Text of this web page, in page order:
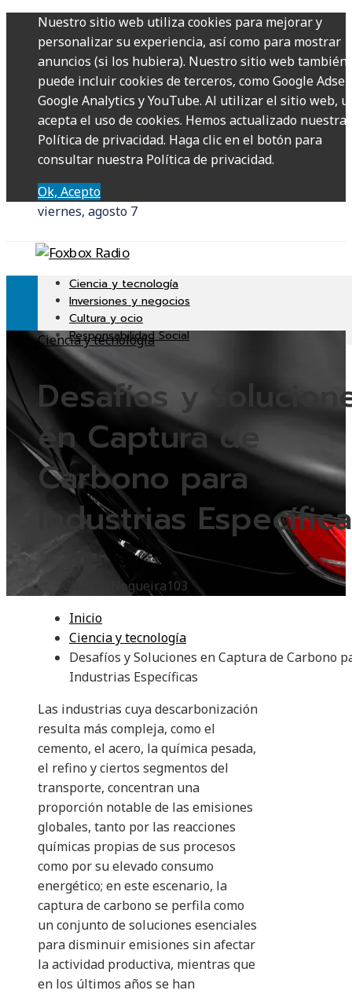
Nuestro sitio web utiliza cookies para mejorar y
personalizar su experiencia, así como para mostrar
anuncios (si los hubiera). Nuestro sitio web también
puede incluir cookies de terceros, como Google
Google Analytics y YouTube. Al utilizar el sitio web,
acepta el uso de cookies. Hemos actualizado nuestra
Política de privacidad. Haga clic en el botón para
consultar nuestra Política de privacidad.
Ok, Acepto
viernes, agosto 7
Ciencia y tecnología
Inversiones y negocios
Cultura y ocio
Responsabilidad Social
Ciencia y tecnología
Desafíos y
en Captura de
Carbono para
Industrias
Claudia Nogueira103
Inicio
Ciencia y tecnología
Desafíos y Soluciones en Captura de Carbono
Industrias Específicas
Las industrias cuya descarbonización
resulta más compleja, como el
cemento, el acero, la química pesada,
el refino y ciertos segmentos del
transporte, concentran una
proporción notable de las emisiones
globales, tanto por las reacciones
químicas propias de sus procesos
como por su elevado consumo
energético; en este escenario, la
captura de carbono se perfila como
un conjunto de soluciones esenciales
para disminuir emisiones sin afectar
la actividad productiva, mientras que
en los últimos años se han